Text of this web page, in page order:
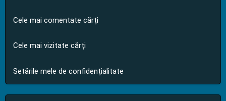
Cele mai comentate cărți
Cele mai vizitate cărți
Setările mele de confidențialitate